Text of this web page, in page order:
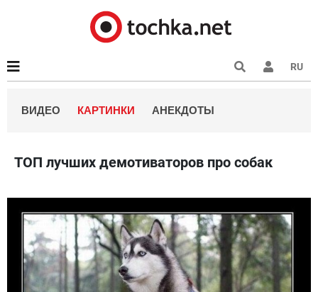
RU
ВИДЕО КАРТИНКИ АНЕКДОТЫ
ТОП лучших демотиваторов про собак